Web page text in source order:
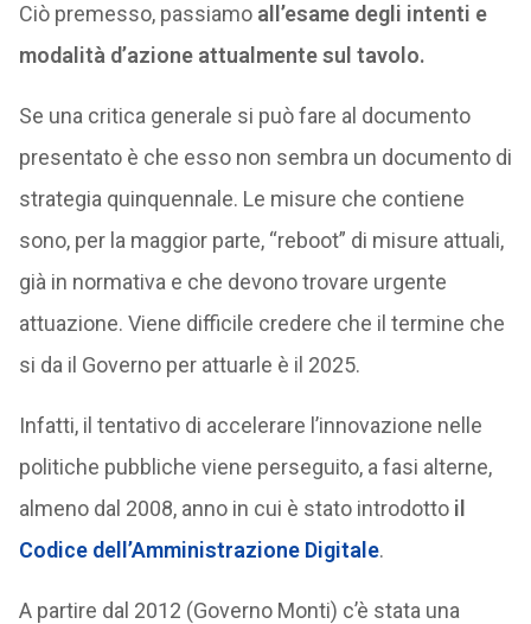
Ciò premesso, passiamo all’esame degli intenti e
modalità d’azione attualmente sul tavolo.
Se una critica generale si può fare al documento
presentato è che esso non sembra un documento di
strategia quinquennale. Le misure che contiene
sono, per la maggior parte, “reboot” di misure attuali,
già in normativa e che devono trovare urgente
attuazione. Viene difficile credere che il termine che
si da il Governo per attuarle è il 2025.
Infatti, il tentativo di accelerare l’innovazione nelle
politiche pubbliche viene perseguito, a fasi alterne,
almeno dal 2008, anno in cui è stato introdotto il
Codice dell’Amministrazione Digitale.
A partire dal 2012 (Governo Monti) c’è stata una